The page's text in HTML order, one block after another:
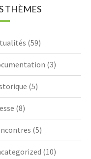
THÈMES
(59)
(3)
(5)
(8)
(5)
(10)